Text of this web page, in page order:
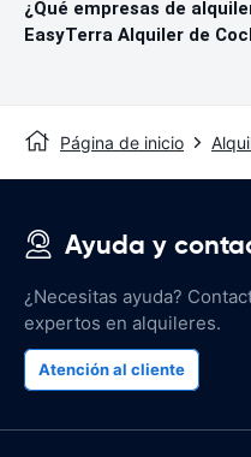
¿Qué empresas de
EasyTerra Alquiler de
Página de inicio
Ayuda y
¿Necesitas ayuda?
expertos en alquileres.
Atención al cliente